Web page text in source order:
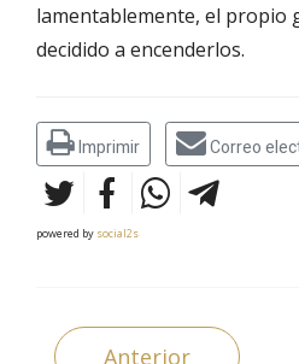
lamentablemente, el propio
decidido a encenderlos.
Imprimir Correo
powered by social2s
Anterior